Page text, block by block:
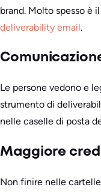
brand. Molto spesso è
deliverability email.
Le persone vedono e
strumento di
nelle caselle di posta
Maggiore
Non finire nelle